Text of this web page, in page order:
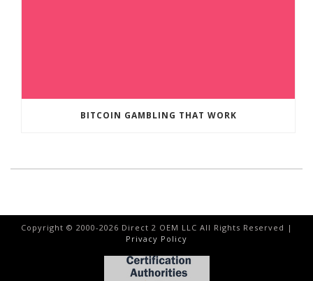
BITCOIN GAMBLING THAT WORK
Copyright © 2000-2026 Direct 2 OEM LLC All Rights Reserved |
Privacy Policy